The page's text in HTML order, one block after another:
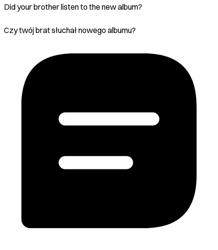
Did your brother listen to the new album?
Czy twój brat słuchał nowego albumu?